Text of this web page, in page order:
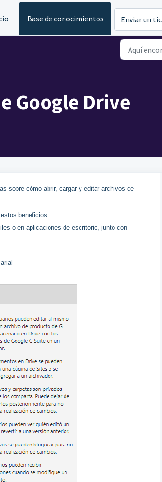
Base de conocimientos Enviar un
Google Drive
sobre cómo abrir, cargar y editar archivos de
beneficios:
o en aplicaciones de escritorio, junto con